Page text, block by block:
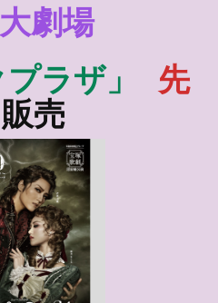
劇場
ラザ」
先
販売